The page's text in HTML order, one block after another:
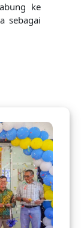
ke
sebagai